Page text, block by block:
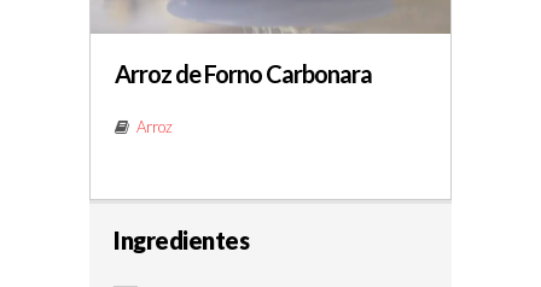
Arroz de Forno Carbonara
Arroz
Ingredientes